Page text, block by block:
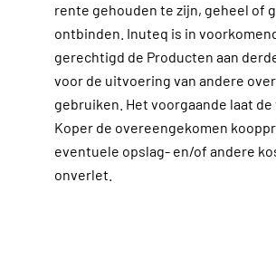
rente gehouden te zijn, geheel of
ontbinden. Inuteq is in
gerechtigd de Producten aan
voor de uitvoering van andere
gebruiken. Het voorgaande laat
Koper de overeengekomen
eventuele opslag- en/of andere
onverlet.